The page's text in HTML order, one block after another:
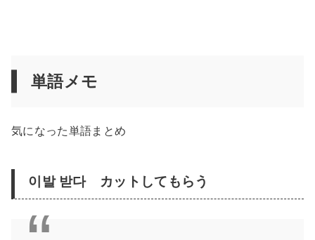
単語メモ
気になった単語まとめ
이발 받다 カットしてもらう